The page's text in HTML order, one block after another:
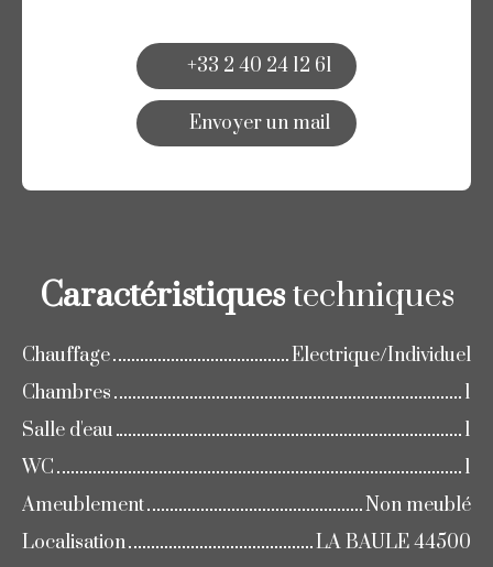
+33 2 40 24 12 61
Envoyer un mail
Caractéristiquestechniques
Chauffage
Electrique/Individuel
Chambres
1
Salle d'eau
1
WC
1
Ameublement
Non meublé
Localisation
LA BAULE 44500